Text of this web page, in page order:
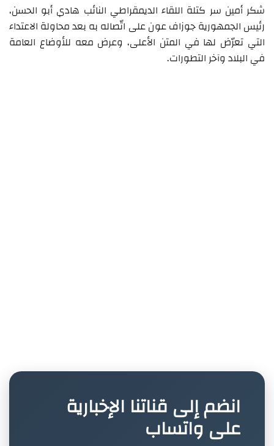
شكر أمين سر كتلة اللقاء الديمقراطي النائب هادي أبو الحسن،
رئيس الجمهورية جوزاف عون على اتّصاله به بعد محاولة الاعتداء
التي تعرّض لها في المتن الأعلى، وعرض معه للأوضاع العامة
في البلاد وآخر التطورات.
انضم إلى قناتنا الإخبارية
على واتساب